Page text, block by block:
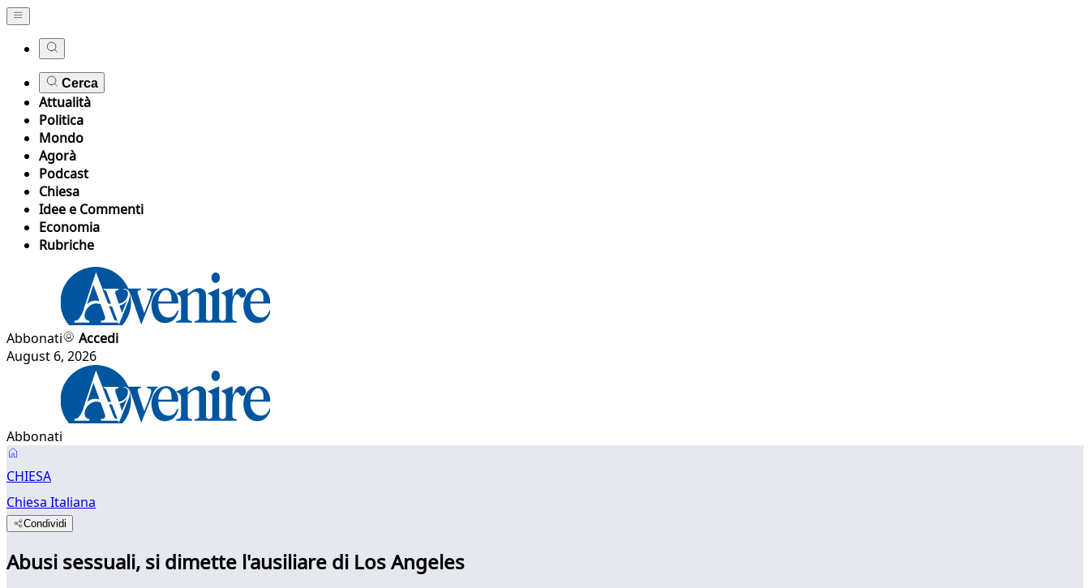
Cerca
Attualità
Politica
Mondo
Agorà
Podcast
Chiesa
Idee e Commenti
Economia
Rubriche
Abbonati
Accedi
August 6, 2026
Abbonati
CHIESA
Chiesa Italiana
Condividi
Abusi sessuali, si dimette l'ausiliare di Los Angeles